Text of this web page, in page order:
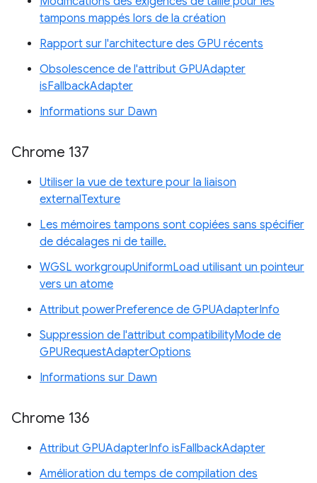
tampons mappés lors de la création
Rapport sur l'architecture des GPU récents
Obsolescence de l'attribut GPUAdapter
isFallbackAdapter
Informations sur Dawn
Chrome 137
Utiliser la vue de texture pour la liaison
externalTexture
Les mémoires tampons sont copiées sans spécifier
de décalages ni de taille.
WGSL workgroupUniformLoad utilisant un pointeur
vers un atome
Attribut powerPreference de GPUAdapterInfo
Suppression de l'attribut compatibilityMode de
GPURequestAdapterOptions
Informations sur Dawn
Chrome 136
Attribut GPUAdapterInfo isFallbackAdapter
Amélioration du temps de compilation des